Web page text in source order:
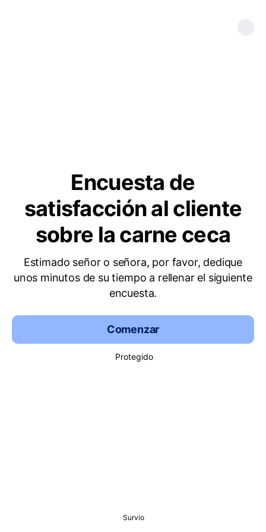
Encuesta de
satisfacción al cliente
sobre la carne ceca
Estimado señor o señora, por favor, dedique
unos minutos de su tiempo a rellenar el siguiente
encuesta.
Comenzar
Protegido
Survio